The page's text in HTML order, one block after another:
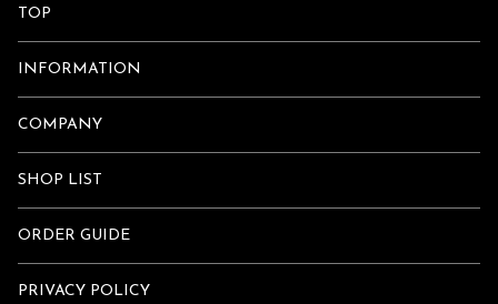
TOP
INFORMATION
COMPANY
SHOP LIST
ORDER GUIDE
PRIVACY POLICY